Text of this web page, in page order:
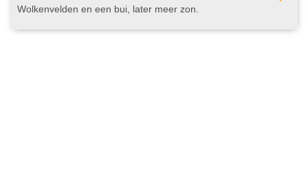
Wolkenvelden en een bui, later meer zon